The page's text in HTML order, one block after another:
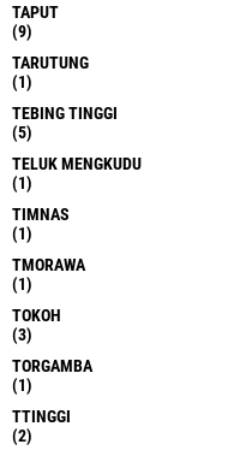
TAPUT
(9)
TARUTUNG
(1)
TEBING TINGGI
(5)
TELUK MENGKUDU
(1)
TIMNAS
(1)
TMORAWA
(1)
TOKOH
(3)
TORGAMBA
(1)
TTINGGI
(2)